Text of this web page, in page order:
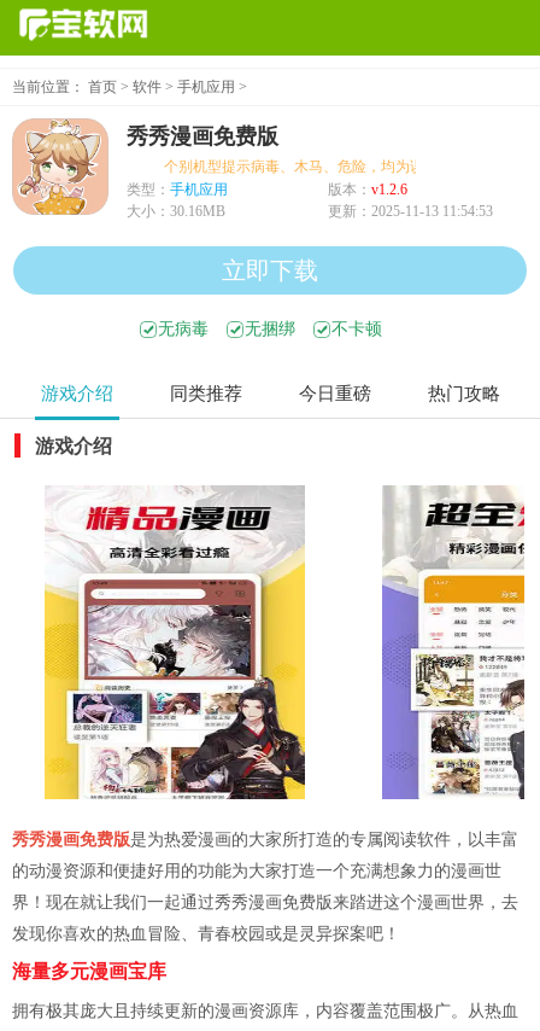
当前位置： 首页 > 软件 > 手机应用 >
秀秀漫画免费版
个别机型提示病毒、木马、危险，均为误报可放心下载
类型： 手机应用 版本： v1.2.6
大小： 30.16MB 更新： 2025-11-13 11:54:53
立即下载
无病毒 无捆绑 不卡顿
游戏介绍 同类推荐 今日重磅 热门攻略
游戏介绍
秀秀漫画免费版是为热爱漫画的大家所打造的专属阅读软件，以丰富
的动漫资源和便捷好用的功能为大家打造一个充满想象力的漫画世
界！现在就让我们一起通过秀秀漫画免费版来踏进这个漫画世界，去
发现你喜欢的热血冒险、青春校园或是灵异探案吧！
海量多元漫画宝库
拥有极其庞大且持续更新的漫画资源库，内容覆盖范围极广。从热血